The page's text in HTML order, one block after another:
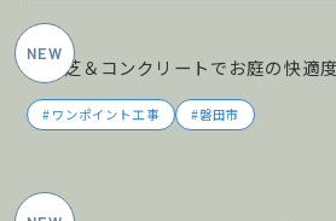
人工芝＆コンクリートでお庭の快適
ワンポイント工事 磐田市